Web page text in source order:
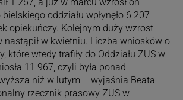
oddziału wpłynęło 6 207
opiekuńczy. Kolejnym duży wzrost
nastąpił w kwietniu. Liczba wniosków o
które wtedy trafiły do Oddziału ZUS w
11 967, czyli była ponad
niż w lutym – wyjaśnia Beata
rzecznik prasowy ZUS w